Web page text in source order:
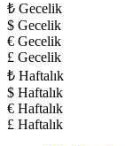
₺ Gecelik
$ Gecelik
€ Gecelik
£ Gecelik
₺ Haftalık
$ Haftalık
€ Haftalık
£ Haftalık